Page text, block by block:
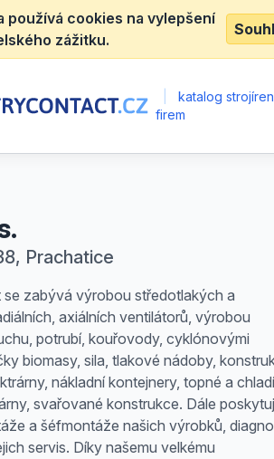
používá cookies na vylepšení
zážitku.
katalog
firem
Prachatice
se zabývá výrobou středotlakých a
axiálních ventilátorů, výrobou
potrubí, kouřovody, cyklónovými
biomasy, sila, tlakové nádoby,
nákladní kontejnery, topné a
svařované konstrukce. Dále
a šéfmontáže našich výrobků,
servis. Díky našemu velkému